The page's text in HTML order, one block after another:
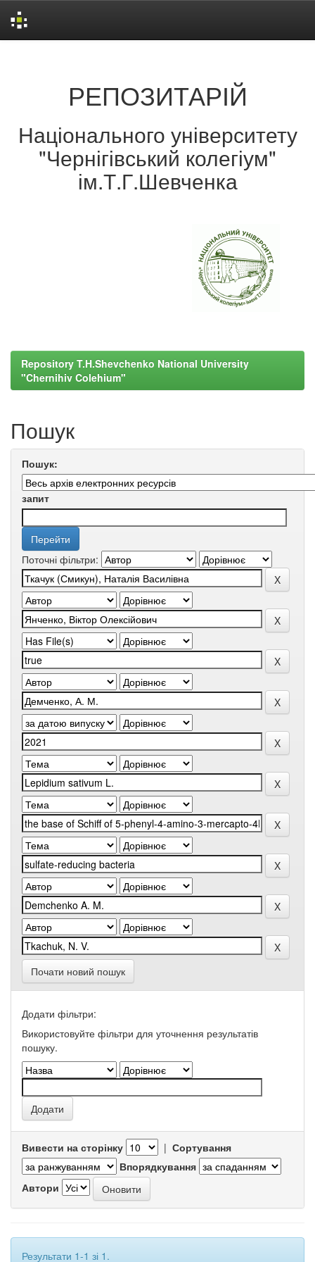
РЕПОЗИТАРІЙ
Національного університету
"Чернігівський колегіум"
ім.Т.Г.Шевченка
Repository T.H.Shevchenko National University
"Chernihiv Colehium"
Пошук
Пошук:
запит
Поточні фільтри:
Почати новий пошук
Додати фільтри:
Використовуйте фільтри для уточнення результатів
пошуку.
Вивести на сторінку | Сортування
Впорядкування
Автори
Результати 1-1 зі 1.